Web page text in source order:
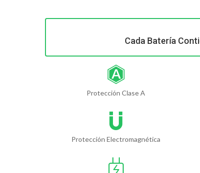
Cada Batería
Protección Clase A
Protección Electromagnética